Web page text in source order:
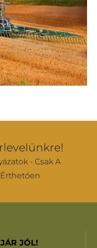
- Csak A
JÓL!